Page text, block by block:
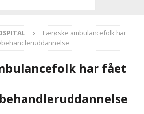
Færøske ambulancefolk har
har fået